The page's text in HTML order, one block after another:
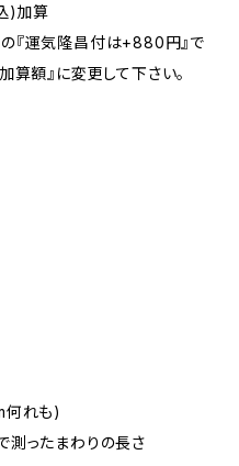
)加算
『運気隆昌付は+880円』で
算額』に変更して下さい。
何れも)
ったまわりの長さ